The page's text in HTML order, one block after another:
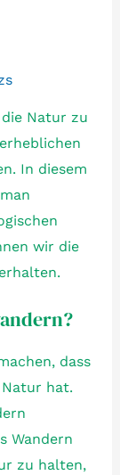
Natur zu
In diesem
wir die
dass
hat.
Wandern
zu halten,